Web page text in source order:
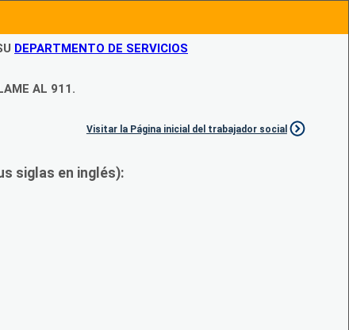
DEPARTMENTO DE SERVICIOS
AL 911.
Visitar la Página inicial del trabajador social
siglas en inglés):